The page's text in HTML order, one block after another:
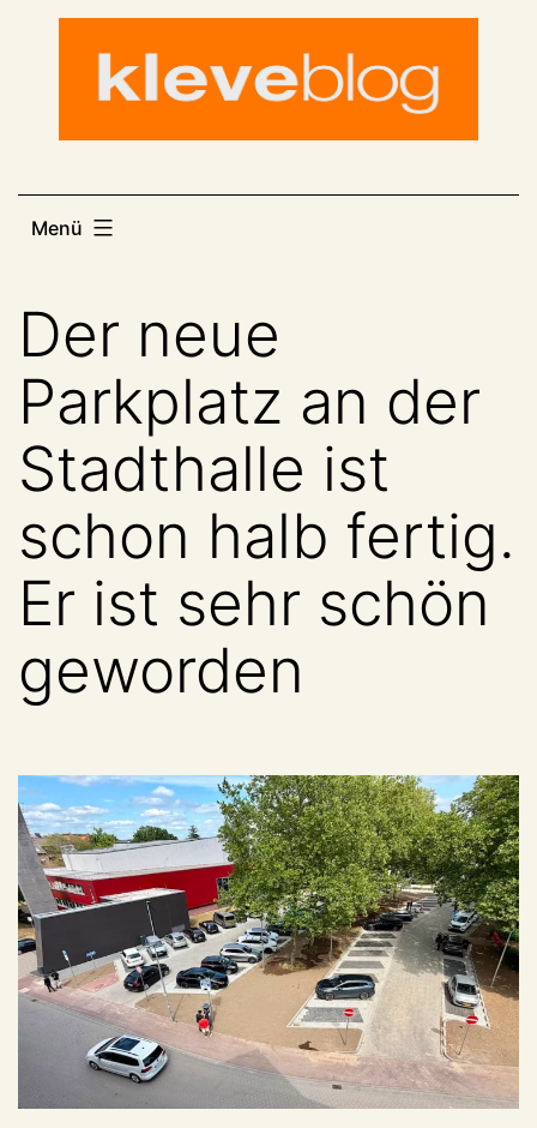
Menü
Der neue
Parkplatz an der
Stadthalle ist
schon halb fertig.
Er ist sehr schön
geworden